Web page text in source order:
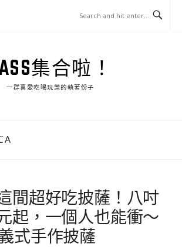
集合啦！
一群喜愛吃喝玩樂的執著份子
間超好吃披薩！八吋
起，一個人也能衝～
式手作披薩